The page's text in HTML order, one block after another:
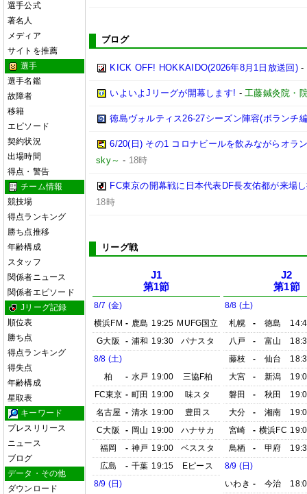
選手公式
著名人
メディア
サイトを推薦
選手
選手名鑑
故障者
移籍
エピソード
契約状況
出場時間
得点・警告
チーム情報
競技場
得点ランキング
勝ち点推移
年齢構成
スタッフ
関係者ニュース
関係者エピソード
Jリーグ記録
順位表
勝ち点
得点ランキング
得失点
年齢構成
星取表
キーワード
プレスリリース
ニュース
ブログ
データ・その他
ダウンロード
ブログ
KICK OFF! HOKKAIDO(2026年8月1日放送回)-
いよいよJリーグが開幕します! -工藤鍼灸院・
徳島ヴォルティス26-27シーズン陣容(ボランチ
6/20(日) その1 コロナビールを飲みながらオラ
sky～ - 18時
FC東京の開幕戦に日本代表DF長友佑都が来場
18時
リーグ戦
J1
第1節
8/7 (金)
横浜FM - 鹿島 19:25 MUFG国立
G大阪
- 浦和 19:30
パナスタ
8/8 (土)
柏
- 水戸 19:00
三協F柏
FC東京 - 町田 19:00
味スタ
名古屋 - 清水 19:00
豊田ス
C大阪
- 岡山 19:00
ハナサカ
福岡
- 神戸 19:00
ベススタ
広島
- 千葉 19:15
Eピース
8/9 (日)
J2
第1節
8/8 (土)
札幌
- 徳島
八戸
- 富山
藤枝
- 仙台
大宮
- 新潟
磐田
- 秋田
大分
- 湘南
宮崎
- 横浜FC
鳥栖
- 甲府
8/9 (日)
いわき - 今治